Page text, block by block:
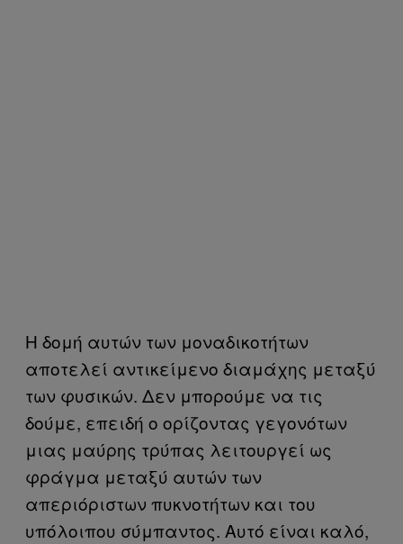
Η δομή αυτών των μοναδικοτήτων
αποτελεί αντικείμενο διαμάχης μεταξύ
των φυσικών. Δεν μπορούμε να τις
δούμε, επειδή ο ορίζοντας γεγονότων
μιας μαύρης τρύπας λειτουργεί ως
φράγμα μεταξύ αυτών των
απεριόριστων πυκνοτήτων και του
υπόλοιπου σύμπαντος. Αυτό είναι καλό,